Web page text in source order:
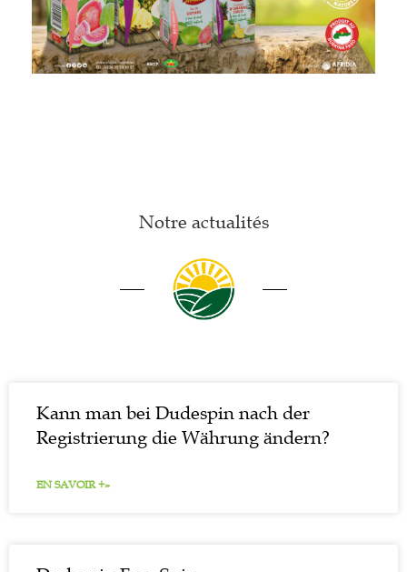
Notre actualités
Kann man bei Dudespin nach der
Registrierung die Währung ändern?
EN SAVOIR +»